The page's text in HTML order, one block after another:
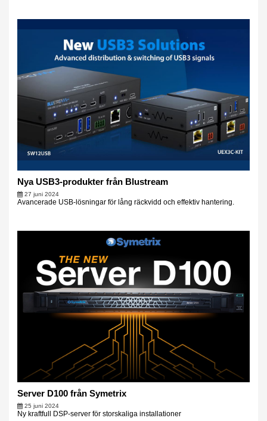
Nya USB3-produkter från Blustream
27 juni 2024
Avancerade USB-lösningar för lång räckvidd och effektiv hantering.
Server D100 från Symetrix
25 juni 2024
Ny kraftfull DSP-server för storskaliga installationer